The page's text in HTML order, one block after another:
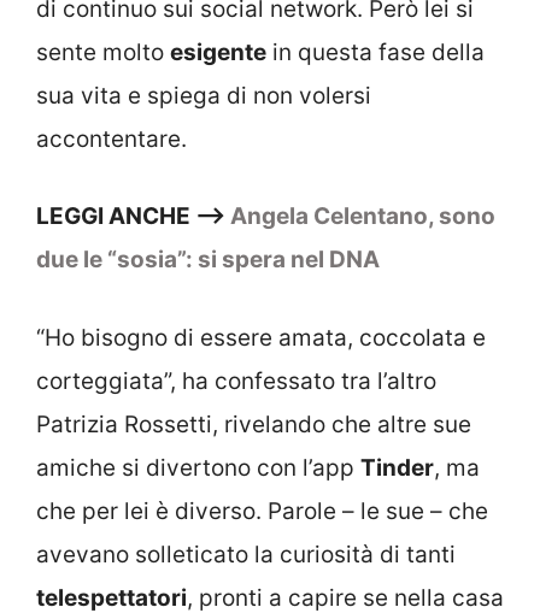
di continuo sui social network. Però lei si
sente molto esigente in questa fase della
sua vita e spiega di non volersi
accontentare.
LEGGI ANCHE –> Angela Celentano, sono
due le “sosia”: si spera nel DNA
“Ho bisogno di essere amata, coccolata e
corteggiata”, ha confessato tra l’altro
Patrizia Rossetti, rivelando che altre sue
amiche si divertono con l’app Tinder, ma
che per lei è diverso. Parole – le sue – che
avevano solleticato la curiosità di tanti
telespettatori, pronti a capire se nella casa